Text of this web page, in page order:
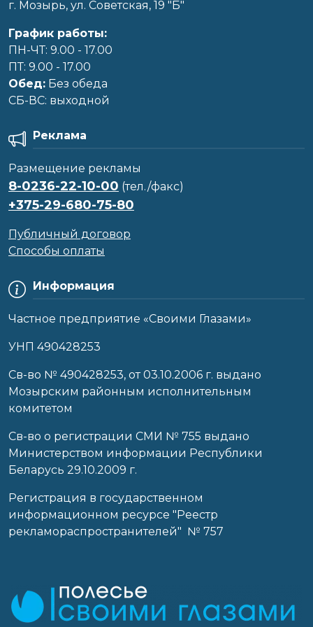
г. Мозырь, ул. Советская, 19 "Б"
График работы:
ПН-ЧТ: 9.00 - 17.00
ПТ: 9.00 - 17.00
Обед: Без обеда
CБ-ВС: выходной
Информация
Частное предприятие «Своими Глазами»
УНП 490428253
Cв-во № 490428253, от 03.10.2006 г. выдано
Мозырским районным исполнительным
комитетом
Св-во о регистрации СМИ № 755 выдано
Министерством информации Республики
Беларусь 29.10.2009 г.
Регистрация в государственном
информационном ресурсе "Реестр
рекламораспространителей" № 757
Реклама
Размещение рекламы
8-0236-22-10-00 (тел./факс)
+375-29-680-75-80
Публичный договор
Способы оплаты